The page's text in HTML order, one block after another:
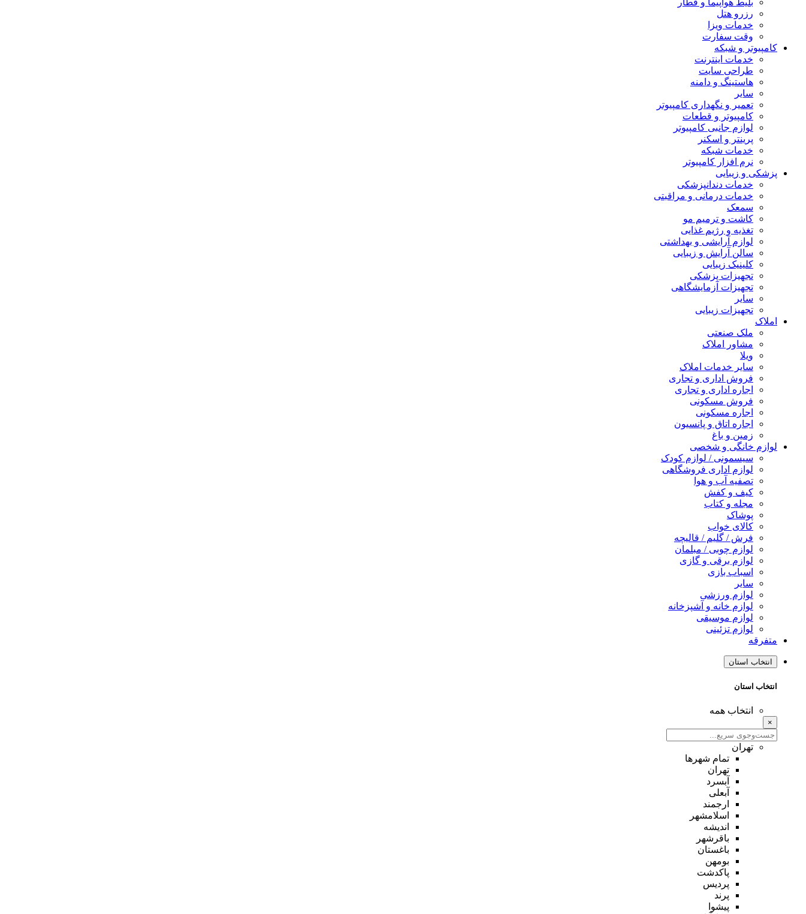
بلیط هواپیما و قطار
رزرو هتل
خدمات ویزا
وقت سفارت
کامپیوتر و شبکه
خدمات اینترنت
طراحی سایت
هاستینگ و دامنه
سایر
تعمیر و نگهداری کامپیوتر
کامپیوتر و قطعات
لوازم جانبی کامپیوتر
پرینتر و اسکنر
خدمات شبکه
نرم افزار کامپیوتر
پزشکی و زیبایی
خدمات دندانپزشکی
خدمات درمانی و مراقبتی
سمعک
کاشت و ترمیم مو
تغذیه و رژیم غذایی
لوازم آرایشی و بهداشتی
سالن آرایش و زیبایی
کلینیک زیبایی
تجهیزات پزشکی
تجهیزات آزمایشگاهی
سایر
تجهیزات زیبایی
املاک
ملک صنعتی
مشاور املاک
ویلا
سایر خدمات املاک
فروش اداری و تجاری
اجاره اداری و تجاری
فروش مسکونی
اجاره مسکونی
اجاره اتاق و پانسیون
زمین و باغ
لوازم خانگی و شخصی
سیسمونی / لوازم کودک
لوازم اداری فروشگاهی
تصفیه آب و هوا
کیف و کفش
مجله و کتاب
پوشاک
کالای خواب
فرش / گلیم / قالیچه
لوازم چوبی / مبلمان
لوازم برقی و گازی
اسباب بازی
سایر
لوازم ورزشی
لوازم خانه و آشپزخانه
لوازم موسیقی
لوازم تزئینی
متفرقه
انتخاب استان
انتخاب استان
انتخاب همه
×
تهران
تمام شهر‌ها
تهران
آبسرد
آبعلی
ارجمند
اسلامشهر
اندیشه
باقرشهر
باغستان
بومهن
پاکدشت
پردیس
پرند
پیشوا